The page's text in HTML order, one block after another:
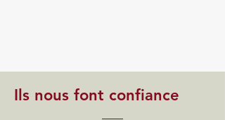
Ils nous font confiance